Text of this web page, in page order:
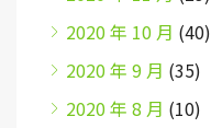
2020 年 10 月 (40)
2020 年 9 月 (35)
2020 年 8 月 (10)